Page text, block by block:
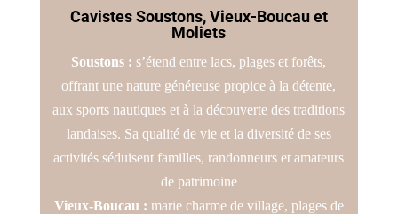
Cavistes Soustons, Vieux-Boucau et
Moliets
Soustons : s’étend entre lacs, plages et forêts,
offrant une nature généreuse propice à la détente,
aux sports nautiques et à la découverte des traditions
landaises. Sa qualité de vie et la diversité de ses
activités séduisent familles, randonneurs et amateurs
de patrimoine
Vieux-Boucau : marie charme de village, plages de